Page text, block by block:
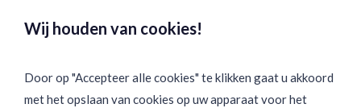
Wij houden van cookies!
Door op "Accepteer alle cookies" te klikken gaat u akkoord
met het opslaan van cookies op uw apparaat voor het